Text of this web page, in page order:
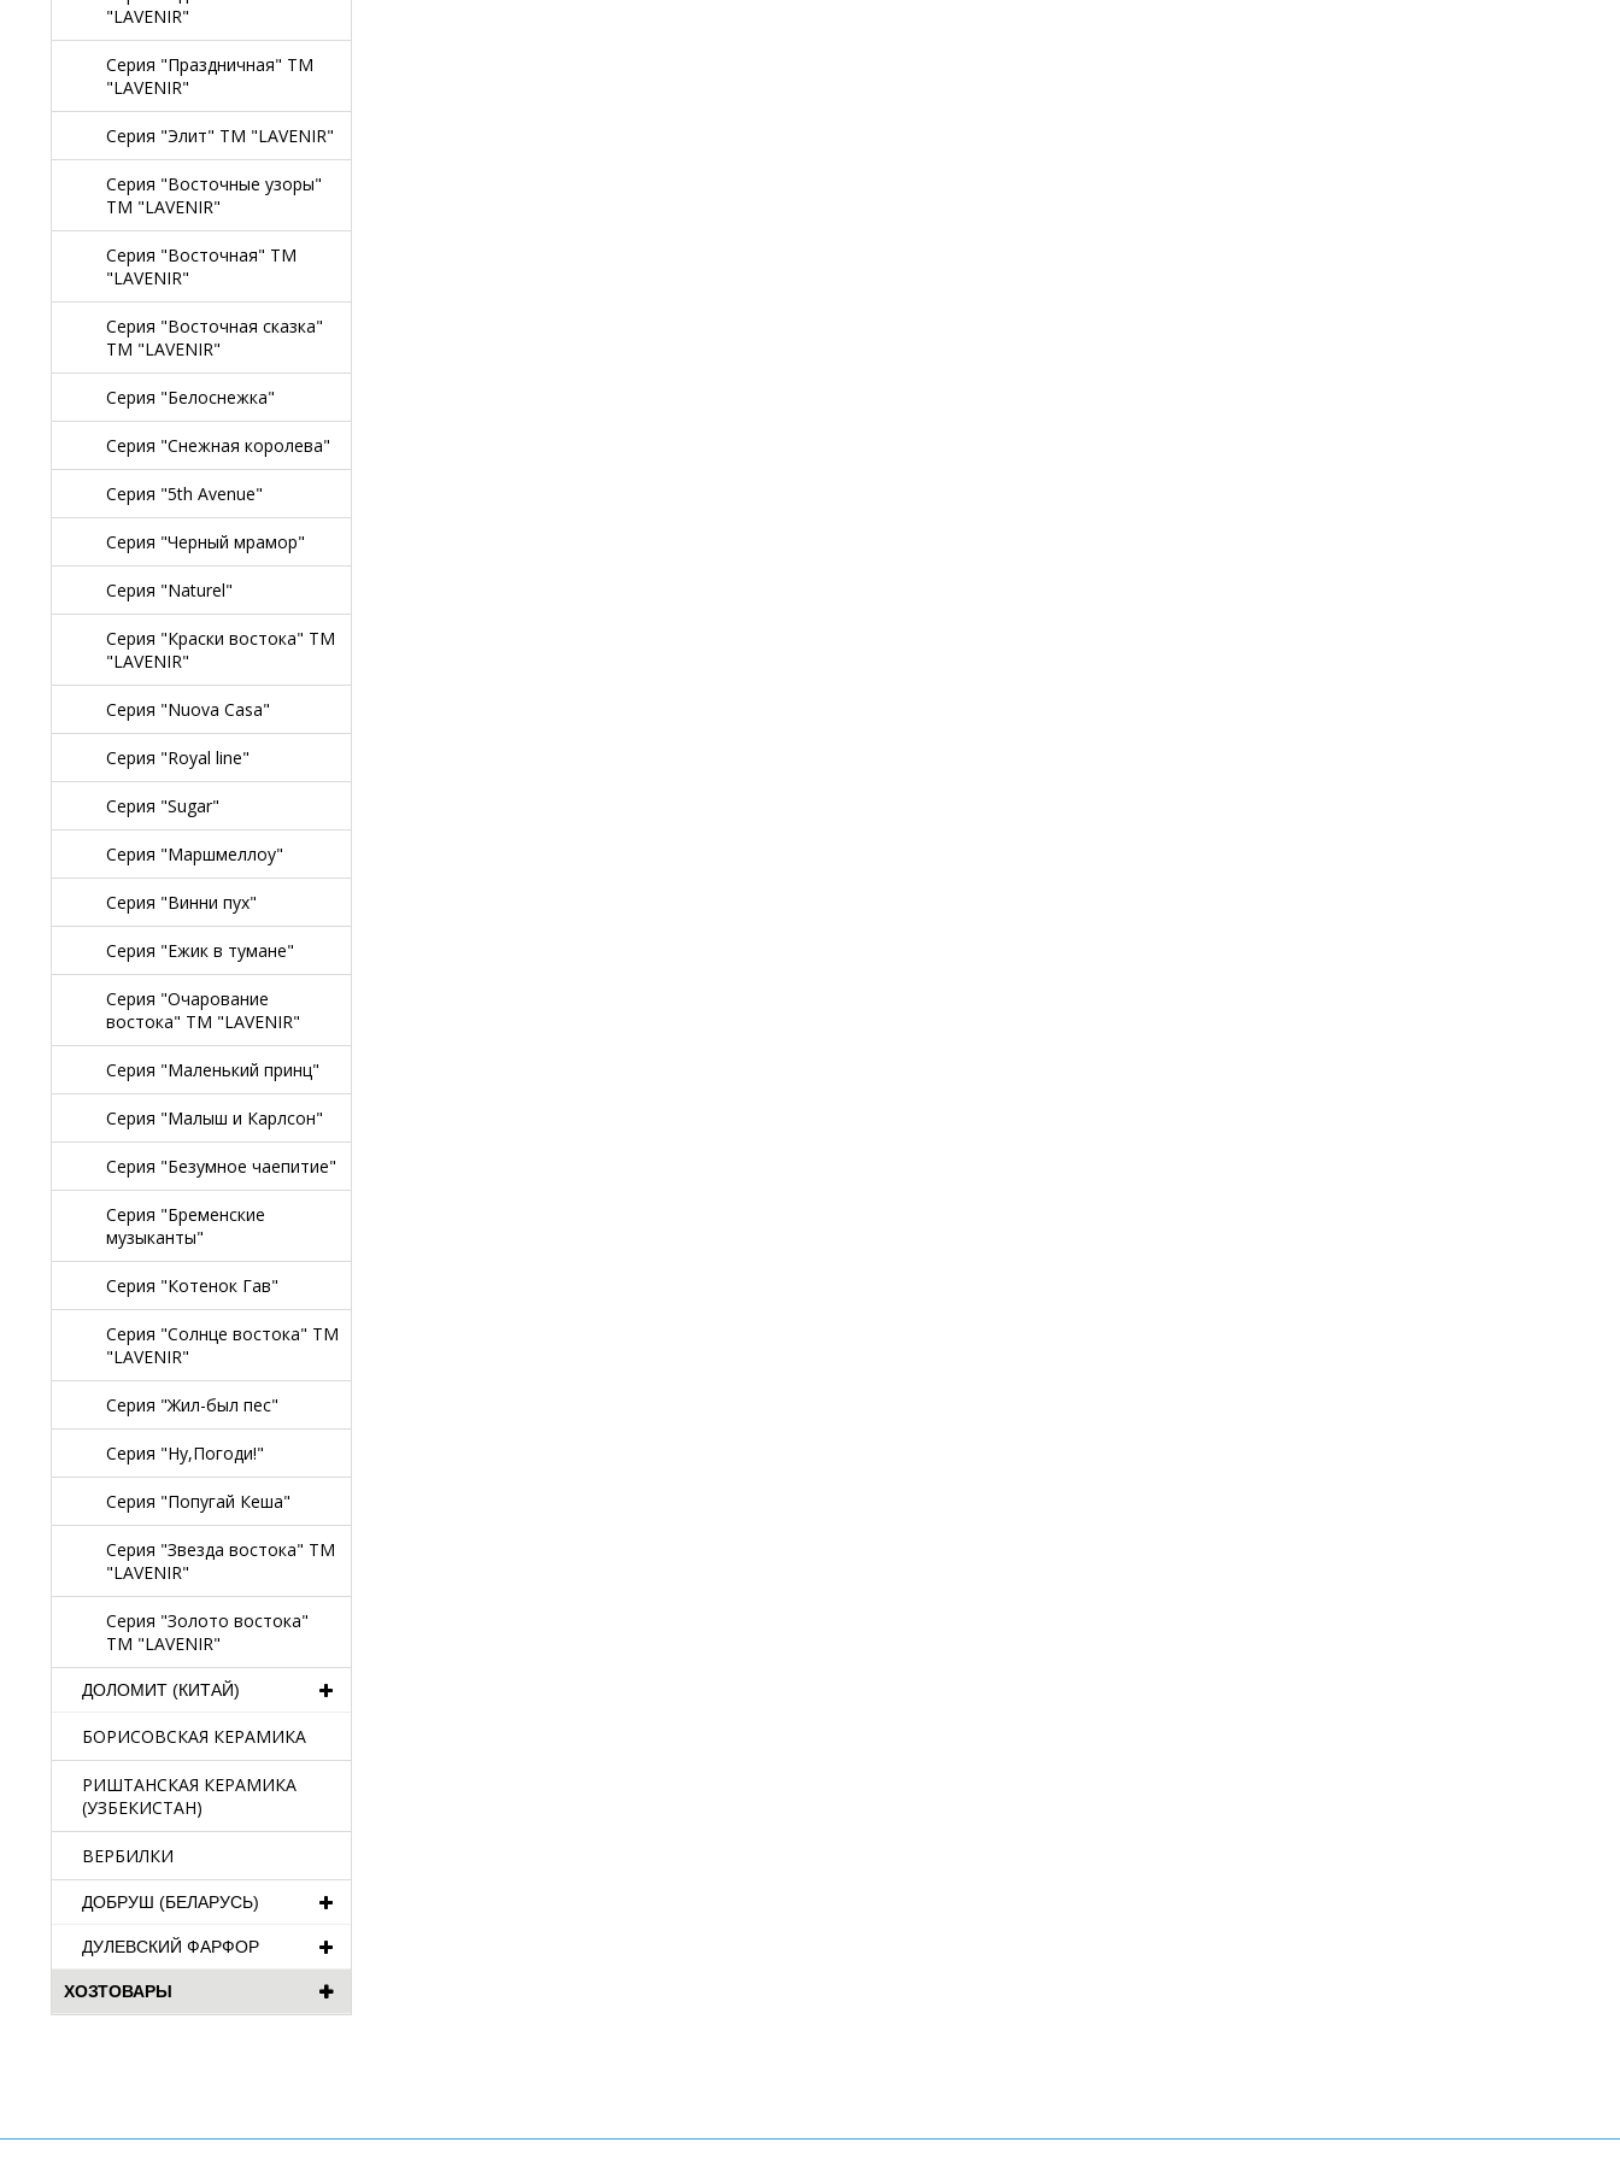
"LAVENIR"
Серия "Праздничная" TM
"LAVENIR"
Серия "Элит" TM "LAVENIR"
Серия "Восточные узоры"
TM "LAVENIR"
Серия "Восточная" TM
"LAVENIR"
Серия "Восточная сказка"
TM "LAVENIR"
Серия "Белоснежка"
Серия "Снежная королева"
Серия "5th Avenue"
Серия "Черный мрамор"
Серия "Naturel"
Серия "Краски востока" TM
"LAVENIR"
Серия "Nuova Casa"
Серия "Royal line"
Серия "Sugar"
Серия "Маршмеллоу"
Серия "Винни пух"
Серия "Ежик в тумане"
Серия "Очарование
востока" TM "LAVENIR"
Серия "Маленький принц"
Серия "Малыш и Карлсон"
Серия "Безумное чаепитие"
Серия "Бременские
музыканты"
Серия "Котенок Гав"
Серия "Солнце востока" TM
"LAVENIR"
Серия "Жил-был пес"
Серия "Ну,Погоди!"
Серия "Попугай Кеша"
Серия "Звезда востока" TM
"LAVENIR"
Серия "Золото востока"
TM "LAVENIR"
ДОЛОМИТ (КИТАЙ)
БОРИСОВСКАЯ КЕРАМИКА
РИШТАНСКАЯ КЕРАМИКА
(УЗБЕКИСТАН)
ВЕРБИЛКИ
ДОБРУШ (БЕЛАРУСЬ)
ДУЛЕВСКИЙ ФАРФОР
ХОЗТОВАРЫ